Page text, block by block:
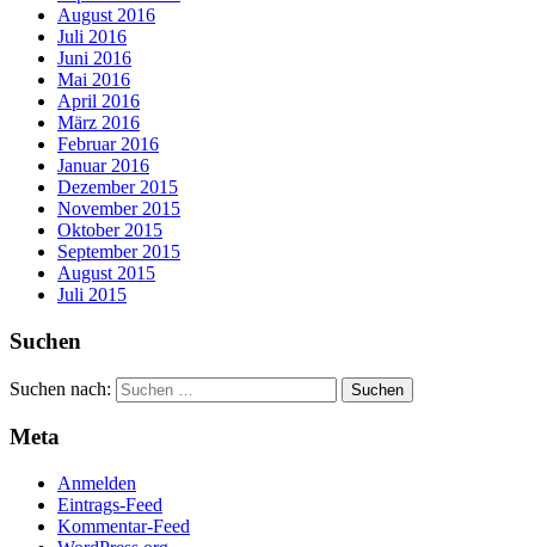
August 2016
Juli 2016
Juni 2016
Mai 2016
April 2016
März 2016
Februar 2016
Januar 2016
Dezember 2015
November 2015
Oktober 2015
September 2015
August 2015
Juli 2015
Suchen
Suchen nach:
Meta
Anmelden
Eintrags-Feed
Kommentar-Feed